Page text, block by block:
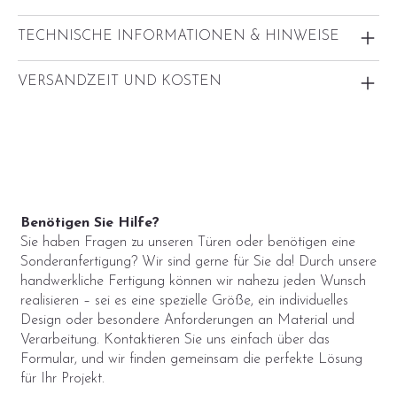
TECHNISCHE INFORMATIONEN & HINWEISE
VERSANDZEIT UND KOSTEN
Benötigen Sie Hilfe?
Sie haben Fragen zu unseren Türen oder benötigen eine
Sonderanfertigung? Wir sind gerne für Sie da! Durch unsere
handwerkliche Fertigung können wir nahezu jeden Wunsch
realisieren – sei es eine spezielle Größe, ein individuelles
Design oder besondere Anforderungen an Material und
Verarbeitung. Kontaktieren Sie uns einfach über das
Formular, und wir finden gemeinsam die perfekte Lösung
für Ihr Projekt.